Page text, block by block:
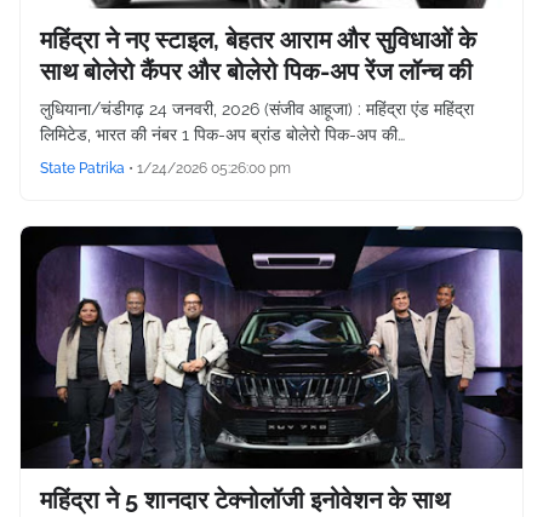
महिंद्रा ने नए स्टाइल, बेहतर आराम और सुविधाओं के
साथ बोलेरो कैंपर और बोलेरो पिक-अप रेंज लॉन्च की
लुधियाना/चंडीगढ़ 24 जनवरी, 2026 (संजीव आहूजा) : महिंद्रा एंड महिंद्रा
लिमिटेड, भारत की नंबर 1 पिक-अप ब्रांड बोलेरो पिक-अप की…
State Patrika • 1/24/2026 05:26:00 pm
महिंद्रा ने 5 शानदार टेक्नोलॉजी इनोवेशन के साथ